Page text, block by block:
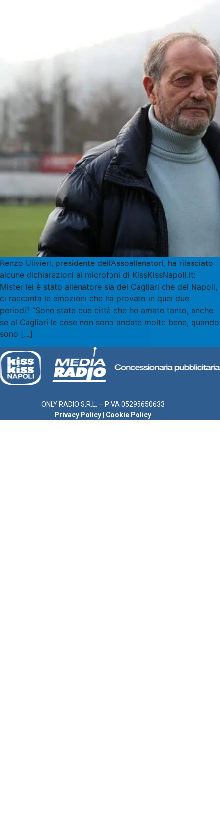
Renzo Ulivieri, presidente dell’Assoallenatori, ha rilasciato
alcune dichiarazioni ai microfoni di KissKissNapoli.it:
Mister lei è stato allenatore sia del Cagliari che del Napoli,
ci racconta le emozioni che ha provato in quei due
periodi? “Sono state due città che ho amato tanto, anche
se al Cagliari le cose non sono andate molto bene, quando
sono […]
ONLY RADIO S.R.L. – P.IVA 05295650633
Privacy Policy
Cookie Policy